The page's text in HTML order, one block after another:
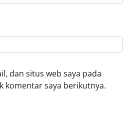
dan situs web saya pada
komentar saya berikutnya.